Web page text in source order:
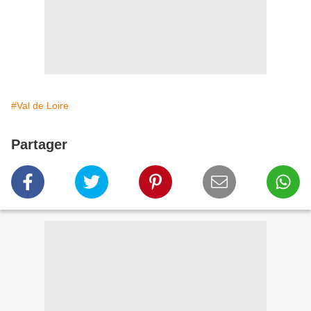
#Val de Loire
Partager